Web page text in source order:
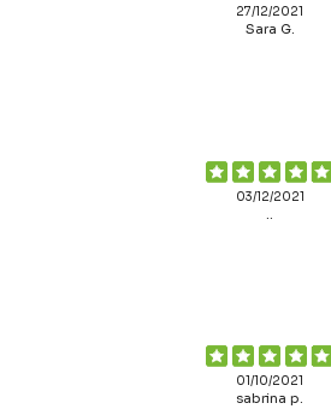
27/12/2021
Sara G.
03/12/2021
..
01/10/2021
sabrina p.